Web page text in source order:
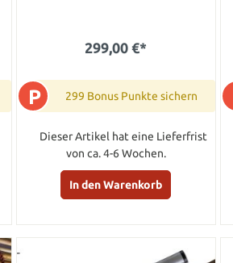
299,00 €*
P 299 Bonus Punkte sichern
Dieser Artikel hat eine Lieferfrist
von ca. 4-6 Wochen.
In den Warenkorb